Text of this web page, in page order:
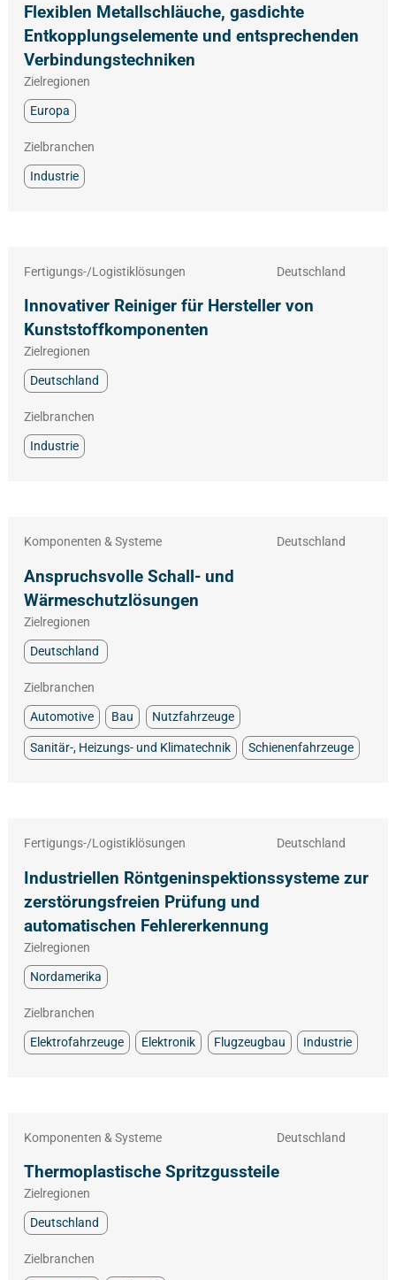
Flexiblen Metallschläuche, gasdichte
Entkopplungselemente und entsprechenden
Verbindungstechniken
Zielregionen
Europa
Zielbranchen
Industrie
Fertigungs-/Logistiklösungen Deutschland
Innovativer Reiniger für Hersteller von
Kunststoffkomponenten
Zielregionen
Deutschland
Zielbranchen
Industrie
Komponenten & Systeme Deutschland
Anspruchsvolle Schall- und
Wärmeschutzlösungen
Zielregionen
Deutschland
Zielbranchen
Automotive
Bau Nutzfahrzeuge
Sanitär-, Heizungs- und Klimatechnik Schienenfahrzeuge
Fertigungs-/Logistiklösungen Deutschland
Industriellen Röntgeninspektionssysteme zur
zerstörungsfreien Prüfung und
automatischen Fehlererkennung
Zielregionen
Nordamerika
Zielbranchen
Elektrofahrzeuge
Elektronik Flugzeugbau Industrie
Komponenten & Systeme Deutschland
Thermoplastische Spritzgussteile
Zielregionen
Deutschland
Zielbranchen